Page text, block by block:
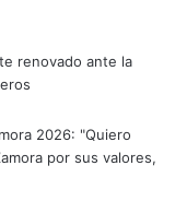
renovado ante la
2026: "Quiero
por sus valores,